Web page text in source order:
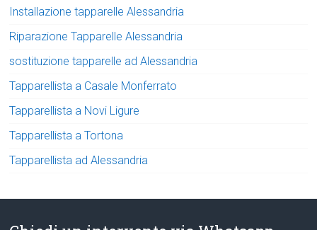
Installazione tapparelle Alessandria
Riparazione Tapparelle Alessandria
sostituzione tapparelle ad Alessandria
Tapparellista a Casale Monferrato
Tapparellista a Novi Ligure
Tapparellista a Tortona
Tapparellista ad Alessandria